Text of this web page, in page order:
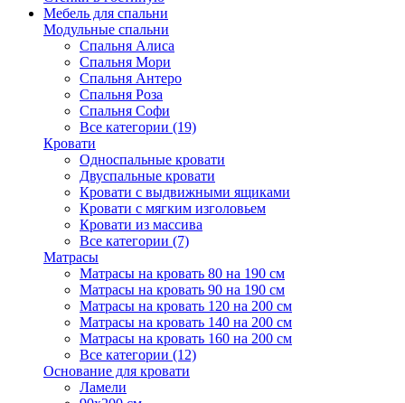
Мебель для спальни
Модульные спальни
Спальня Алиса
Спальня Мори
Спальня Антеро
Спальня Роза
Спальня Софи
Все категории (19)
Кровати
Односпальные кровати
Двуспальные кровати
Кровати с выдвижными ящиками
Кровати с мягким изголовьем
Кровати из массива
Все категории (7)
Матрасы
Матрасы на кровать 80 на 190 см
Матрасы на кровать 90 на 190 см
Матрасы на кровать 120 на 200 см
Матрасы на кровать 140 на 200 см
Матрасы на кровать 160 на 200 см
Все категории (12)
Основание для кровати
Ламели